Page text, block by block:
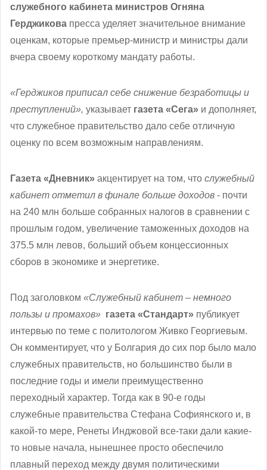
служебного кабинета министров Огняна
Герджикова пресса уделяет значительное внимание
оценкам, которые премьер-министр и министры дали
вчера своему короткому мандату работы.
«Герджиков приписал себе снижение безработицы и
преступлений», указывает газета «Сега» и дополняет,
что служебное правительство дало себе отличную
оценку по всем возможным направлениям.
Газета «Дневник» акцентирует на том, что служебный
кабинет отметил в финале больше доходов - почти
на 240 млн больше собранных налогов в сравнении с
прошлым годом, увеличение таможенных доходов на
375.5 млн левов, больший объем концессионных
сборов в экономике и энергетике.
Под заголовком «Служебный кабинет – немного
пользы и промахов» газета «Стандарт» публикует
интервью по теме с политологом Живко Георгиевым.
Он комментирует, что у Болгария до сих пор было мало
служебных правительств, но большинство были в
последние годы и имели преимущественно
переходный характер. Тогда как в 90-е годы
служебные правительства Стефана Софиянского и, в
какой-то мере, Ренеты Инджовой все-таки дали какие-
то новые начала, нынешнее просто обеспечило
плавный переход между двумя политическими